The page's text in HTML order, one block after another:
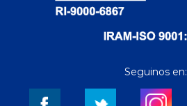
Seguinos en: